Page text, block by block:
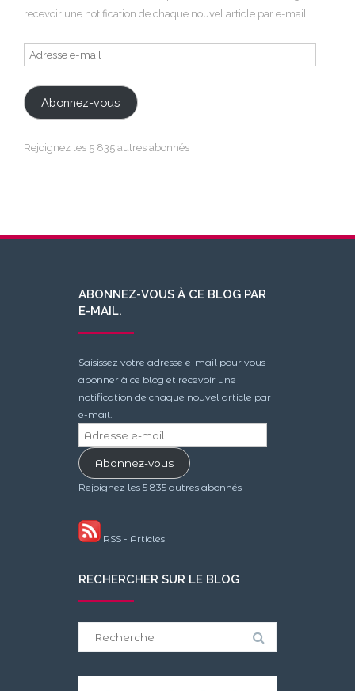
recevoir une notification de chaque nouvel article par e-mail.
Adresse
e-
mail
Abonnez-vous
Rejoignez les 5 835 autres abonnés
ABONNEZ-VOUS À CE BLOG PAR
E-MAIL.
Saisissez votre adresse e-mail pour vous
abonner à ce blog et recevoir une
notification de chaque nouvel article par
e-mail.
Adresse
e-
mailAbonnez-vous
Rejoignez les 5 835 autres abonnés
RSS - Articles
RECHERCHER SUR LE BLOG